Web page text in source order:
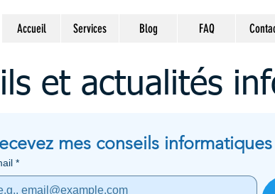
Accueil Services Blog FAQ
et actualités
mes conseils informatiques
*